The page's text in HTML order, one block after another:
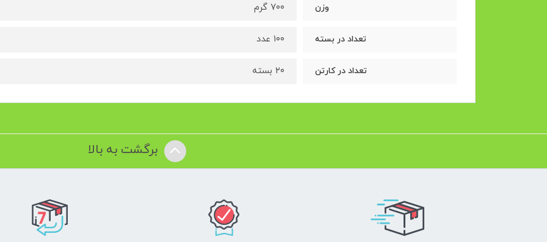
وزن ۷۰۰ گرم
تعداد در بسته ۱۰۰ عدد
تعداد در کارتن ۲۰ بسته
برگشت به بالا